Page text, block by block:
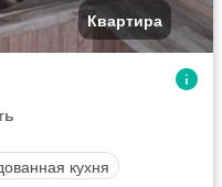
Квартира
кухня